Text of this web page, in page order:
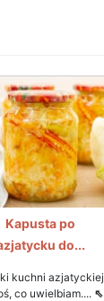
Kapusta po
do...
kuchni azjatyckiej
co uwielbiam.... ⇖